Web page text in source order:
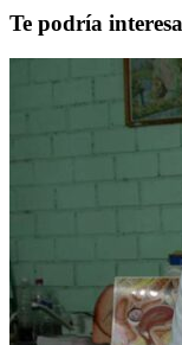
Te podría